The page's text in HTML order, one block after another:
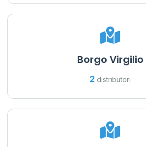
Borgo Virgilio
2 distributori